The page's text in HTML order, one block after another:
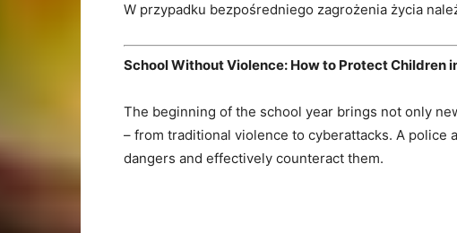
W przypadku bezpośredniego zagrożenia życia
School Without Violence: How to Protect Children
The beginning of the school year brings not only
– from traditional violence to cyberattacks. A police
dangers and effectively counteract them.